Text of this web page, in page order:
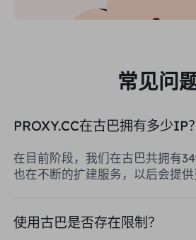
常见问
PROXY.CC在古巴拥有多少IP？
在目前阶段，我们在古巴共拥有
也在不断的扩建服务，以后会提
使用古巴是否存在限制？